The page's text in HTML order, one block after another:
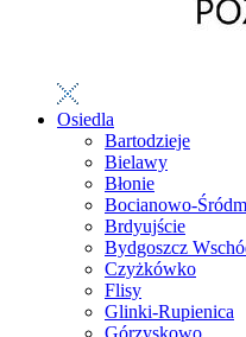
Osiedla
Bartodzieje
Bielawy
Błonie
Bocianowo-
Brdyujście
Bydgoszcz
Czyżkówko
Flisy
Glinki-Rupienica
Górzyskowo